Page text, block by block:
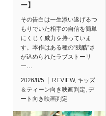
ー】
その告白は一生添い遂げるつ
もりでいた相手の自信を簡単
にくじく威力を持っていま
す。本作はある種の“残酷”さ
が込められたラブストーリ
ー…
2026/8/5 REVIEW, キッズ
＆ティーン向き映画判定, デ
ート向き映画判定